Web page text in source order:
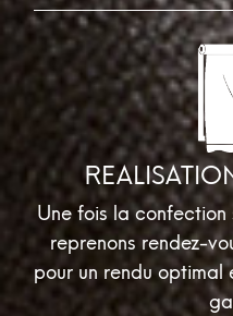
Une fois la confection
reprenons rendez-
pour un rendu